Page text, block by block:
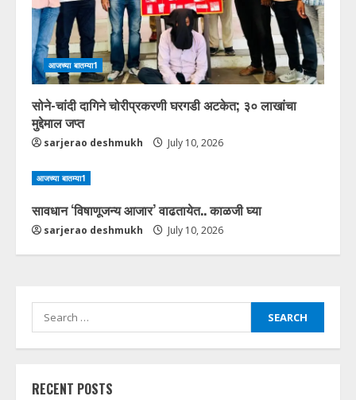
आजच्या बातम्या1
सोने-चांदी दागिने चोरीप्रकरणी घरगडी अटकेत; ३० लाखांचा
मुद्देमाल जप्त
sarjerao deshmukh July 10, 2026
आजच्या बातम्या1
सावधान ‘विषाणूजन्य आजार’ वाढतायेत.. काळजी घ्या
sarjerao deshmukh July 10, 2026
Search
for:
RECENT POSTS